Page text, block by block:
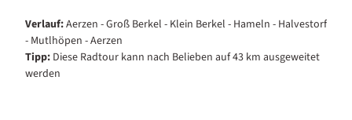
Verlauf:Aerzen - Groß Berkel - Klein Berkel - Hameln - Halvestorf
- Mutlhöpen - Aerzen
Tipp: Diese Radtour kann nach Belieben auf 43 km ausgeweitet
werden